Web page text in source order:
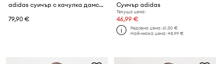
adidas суичър с качулка дамски с памук x Farm Rio
79,90 €
Суичър adidas
Текуща цена:
46,99 €
Редовна цена:61,30 €
Най-ниска цена:48,99 €